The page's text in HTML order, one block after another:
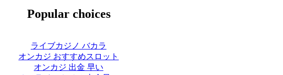
Popular choices
ライブカジノ バカラ
オンカジ おすすめスロット
オンカジ 出金 早い